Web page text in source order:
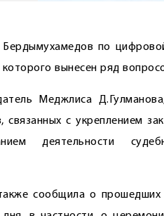
по
вынесен ряд
Меджлиса
связанных с укреплением
деятельности
сообщила о